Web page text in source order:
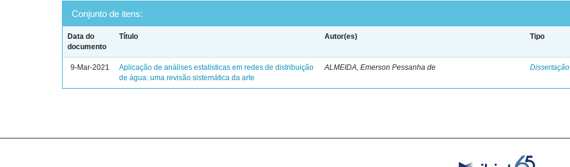
Conjunto de itens:
Data do
documento
Título Autor(es) Tipo
9-Mar-2021
Aplicação de análises estatísticas em redes de distribuição
de água: uma revisão sistemática da arte
ALMEIDA, Emerson Pessanha de Dissertação